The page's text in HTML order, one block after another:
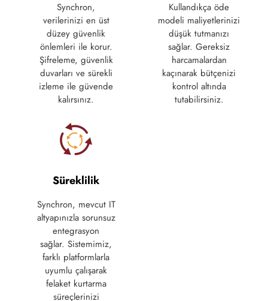
Synchron,
verilerinizi en üst
düzey güvenlik
önlemleri ile korur.
Şifreleme, güvenlik
duvarları ve sürekli
izleme ile güvende
kalırsınız.
Kullandıkça öde
modeli maliyetlerinizi
düşük tutmanızı
sağlar. Gereksiz
harcamalardan
kaçınarak bütçenizi
kontrol altında
tutabilirsiniz.
Süreklilik
Synchron, mevcut IT
altyapınızla sorunsuz
entegrasyon
sağlar. Sistemimiz,
farklı platformlarla
uyumlu çalışarak
felaket kurtarma
süreçlerinizi